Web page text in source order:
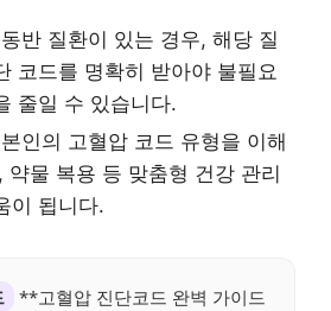
동반 질환이 있는 경우, 해당 질
코드를 명확히 받아야 불필요
줄일 수 있습니다.
본인의 고혈압 코드 유형을 이해
약물 복용 등 맞춤형 건강 관리
이 됩니다.
**고혈압 진단코드 완벽 가이드